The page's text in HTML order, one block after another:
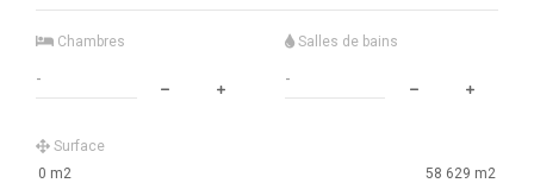
Chambres Salles de bains
Surface